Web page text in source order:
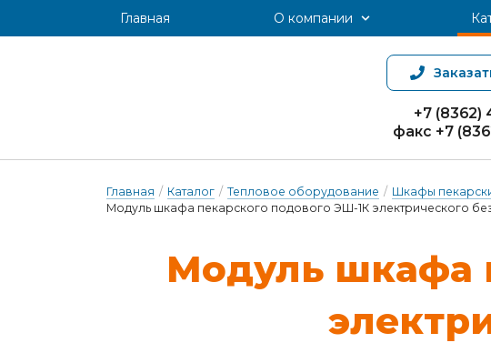
Главная О компании
+7 (8362)
факс +7
Главная / Каталог / Тепловое оборудование / Шкафы
Модуль шкафа пекарского подового ЭШ-1К электрического
Мо­дуль шка­фа